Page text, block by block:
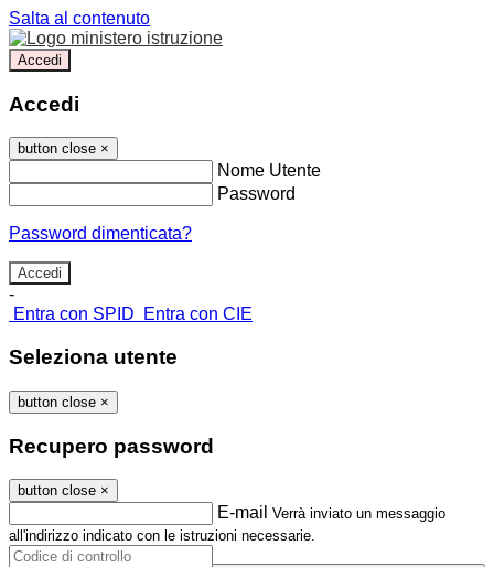
Salta al contenuto
Accedi
Accedi
button close ×
Nome Utente
Password
Password dimenticata?
-
Entra con SPID
Entra con CIE
Seleziona utente
button close ×
Recupero password
button close ×
E-mail Verrà inviato un messaggio
all'indirizzo indicato con le istruzioni necessarie.